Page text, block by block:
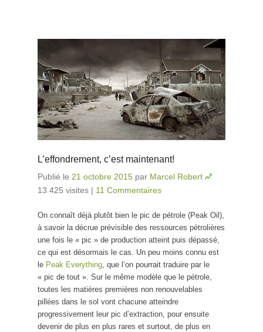
L’effondrement, c’est maintenant!
Publié le 21 octobre 2015 par Marcel Robert
13 425 visites | 11 Commentaires
On connaît déjà plutôt bien le pic de pétrole (Peak Oil),
à savoir la décrue prévisible des ressources pétrolières
une fois le « pic » de production atteint puis dépassé,
ce qui est désormais le cas. Un peu moins connu est
le Peak Everything, que l’on pourrait traduire par le
« pic de tout ». Sur le même modèle que le pétrole,
toutes les matières premières non renouvelables
pillées dans le sol vont chacune atteindre
progressivement leur pic d’extraction, pour ensuite
devenir de plus en plus rares et surtout, de plus en